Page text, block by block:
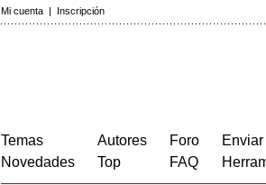
Mi cuenta | Inscripción
Temas
Novedades
Autores
Top
Foro
FAQ